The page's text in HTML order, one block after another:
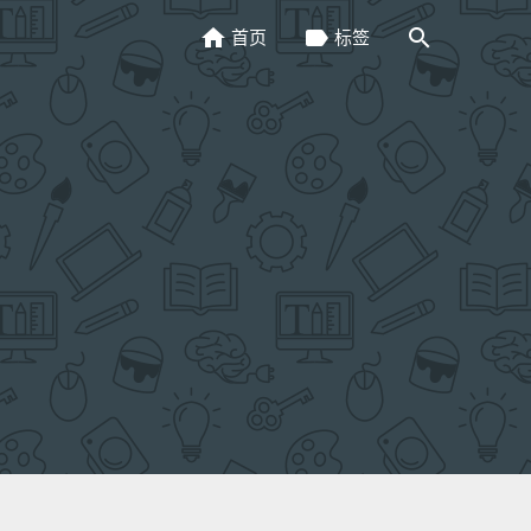
home 首页 label标签 search